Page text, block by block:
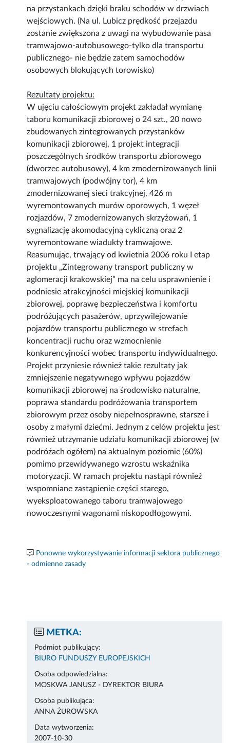
na przystankach dzięki braku schodów w drzwiach
wejściowych. (Na ul. Lubicz prędkość przejazdu
zostanie zwiększona z uwagi na wybudowanie pasa
tramwajowo-autobusowego-tylko dla transportu
publicznego- nie będzie zatem samochodów
osobowych blokujących torowisko)
Rezultaty projektu:
W ujęciu całościowym projekt zakładał wymianę
taboru komunikacji zbiorowej o 24 szt., 20 nowo
zbudowanych zintegrowanych przystanków
komunikacji zbiorowej, 1 projekt integracji
poszczególnych środków transportu zbiorowego
(dworzec autobusowy), 4 km zmodernizowanych linii
tramwajowych (podwójny tor), 4 km
zmodernizowanej sieci trakcyjnej, 426 m
wyremontowanych murów oporowych, 1 węzeł
rozjazdów, 7 zmodernizowanych skrzyżowań, 1
sygnalizację akomodacyjną cykliczną oraz 2
wyremontowane wiadukty tramwajowe.
Reasumując, trwający od kwietnia 2006 roku I etap
projektu „Zintegrowany transport publiczny w
aglomeracji krakowskiej” ma na celu usprawnienie i
podniesie atrakcyjności miejskiej komunikacji
zbiorowej, poprawę bezpieczeństwa i komfortu
podróżujących pasażerów, uprzywilejowanie
pojazdów transportu publicznego w strefach
koncentracji ruchu oraz wzmocnienie
konkurencyjności wobec transportu indywidualnego.
Projekt przyniesie również takie rezultaty jak
zmniejszenie negatywnego wpływu pojazdów
komunikacji zbiorowej na środowisko naturalne,
poprawa standardu podróżowania transportem
zbiorowym przez osoby niepełnosprawne, starsze i
osoby z małymi dziećmi. Jednym z celów projektu jest
również utrzymanie udziału komunikacji zbiorowej (w
podróżach ogółem) na aktualnym poziomie (60%)
pomimo przewidywanego wzrostu wskaźnika
motoryzacji. W ramach projektu nastąpi również
wspomniane zastąpienie części starego,
wyeksploatowanego taboru tramwajowego
nowoczesnymi wagonami niskopodłogowymi.
Ponowne wykorzystywanie informacji sektora publicznego
- odmienne zasady
METKA:
Podmiot publikujący:
BIURO FUNDUSZY EUROPEJSKICH
Osoba odpowiedzialna:
MOSKWA JANUSZ - DYREKTOR BIURA
Osoba publikująca:
ANNA ŻUROWSKA
Data wytworzenia:
2007-10-30